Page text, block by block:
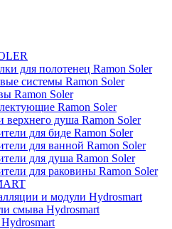
для полотенец Ramon Soler
системы Ramon Soler
Ramon Soler
Ramon Soler
верхнего душа Ramon Soler
для биде Ramon Soler
для ванной Ramon Soler
для душа Ramon Soler
для раковины Ramon Soler
и модули Hydrosmart
смыва Hydrosmart